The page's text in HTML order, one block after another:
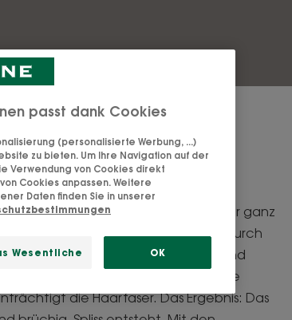
Haar vor der
zu Hause machen langem Haar ganz
entzogen, sie verdampft. Dadurch
gelockert, das Haar wird formbar und
Doch die grosse Hitze greift die
die Haarfaser. Das Ergebnis: Das
passt dank Cookies
(personalisierte Werbung, ...)
zu bieten. Um Ihre Navigation auf der
Verwendung von Cookies direkt
Cookies anpassen. Weitere
Daten finden Sie in unserer
Wesentliche OK